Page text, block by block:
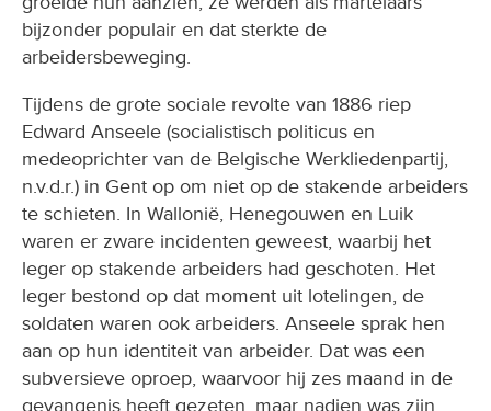
bijzonder populair en dat sterkte de
arbeidersbeweging.
Tijdens de grote sociale revolte van 1886 riep
Edward Anseele (socialistisch politicus en
medeoprichter van de Belgische Werkliedenpartij,
n.v.d.r.) in Gent op om niet op de stakende arbeiders
te schieten. In Wallonië, Henegouwen en Luik
waren er zware incidenten geweest, waarbij het
leger op stakende arbeiders had geschoten. Het
leger bestond op dat moment uit lotelingen, de
soldaten waren ook arbeiders. Anseele sprak hen
aan op hun identiteit van arbeider. Dat was een
subversieve oproep, waarvoor hij zes maand in de
gevangenis heeft gezeten, maar nadien was zijn